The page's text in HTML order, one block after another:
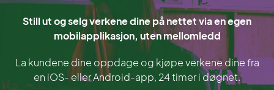
Still ut og selg verkene dine på nettet via en egen
mobilapplikasjon, uten mellomledd
La kundene dine oppdage og kjøpe verkene dine fra
en iOS- eller Android-app, 24 timer i døgnet.